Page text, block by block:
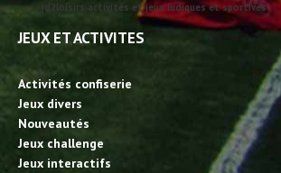
id2loisirs activités et jeux ludiques et sportives
JEUX ET ACTIVITES
Activités confiserie
Jeux divers
Nouveautés
Jeux challenge
Jeux interactifs